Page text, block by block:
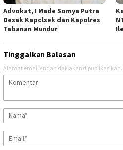
Advokat, I Made Somya Putra
Desak Kapolsek dan Kapolres
Tabanan Mundur
Tinggalkan Balasan
Alamat email Anda tidak akan dipublikasikan.